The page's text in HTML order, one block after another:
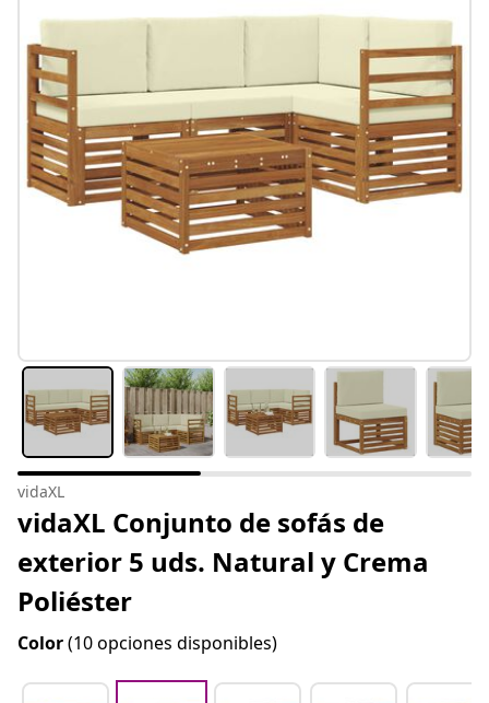
vidaXL
vidaXL Conjunto de sofás de
exterior 5 uds. Natural y Crema
Poliéster
Color(10 opciones disponibles)